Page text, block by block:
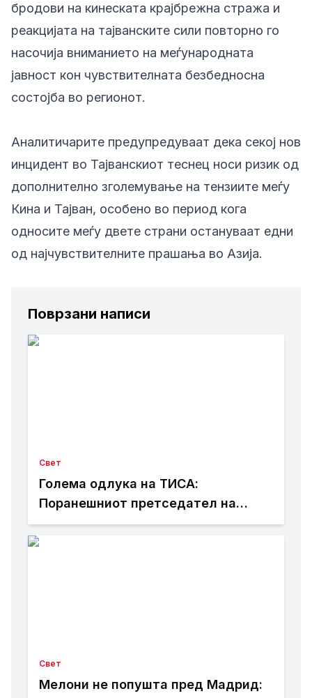
бродови на кинеската крајбрежна стража и
реакцијата на тајванските сили повторно го
насочија вниманието на меѓународната
јавност кон чувствителната безбедносна
состојба во регионот.
Аналитичарите предупредуваат дека секој нов
инцидент во Тајванскиот теснец носи ризик од
дополнително зголемување на тензиите меѓу
Кина и Тајван, особено во период кога
односите меѓу двете страни остануваат едни
од најчувствителните прашања во Азија.
Поврзани написи
Свет
Голема одлука на ТИСА:
Поранешниот претседател на
Врховниот суд Андраш Бака
Свет
Мелони не попушта пред Мадрид: